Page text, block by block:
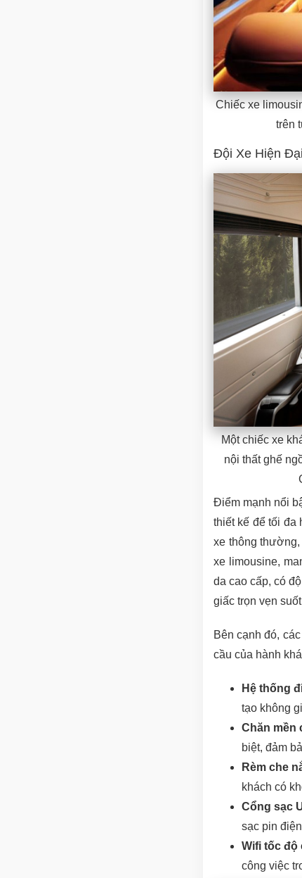
Chiếc xe
trên
Đội Xe Hiện
Một chiếc xe
nội thất ghế
Điểm mạnh nổi
thiết kế để tối đa
xe thông
xe limousine,
da cao cấp, có
giấc trọn vẹn
Bên cạnh đó,
cầu của hành
Hệ thống
tạo không
Chăn mền
biệt, đảm
Rèm che
khách có
Cổng sạc
sạc pin
Wifi tốc độ
công việc